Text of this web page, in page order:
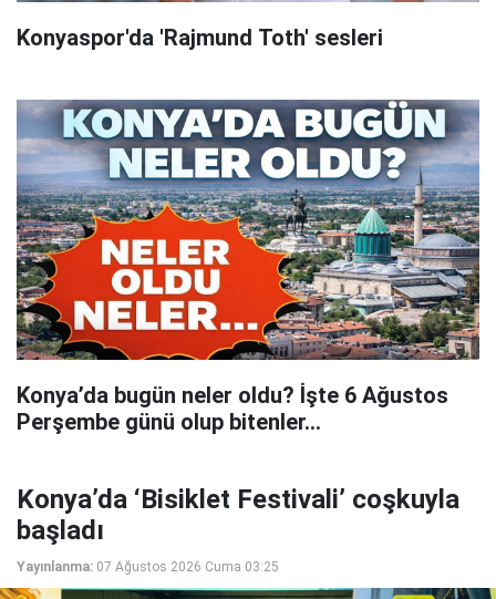
Konyaspor'da 'Rajmund Toth' sesleri
Konya’da bugün neler oldu? İşte 6 Ağustos
Perşembe günü olup bitenler…
Konya’da ‘Bisiklet Festivali’ coşkuyla
başladı
Yayınlanma: 07 Ağustos 2026 Cuma 03:25